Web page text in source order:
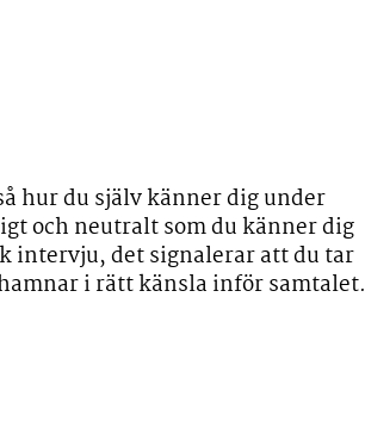
hur du själv känner dig under
och neutralt som du känner dig
intervju, det signalerar att du tar
i rätt känsla inför samtalet.